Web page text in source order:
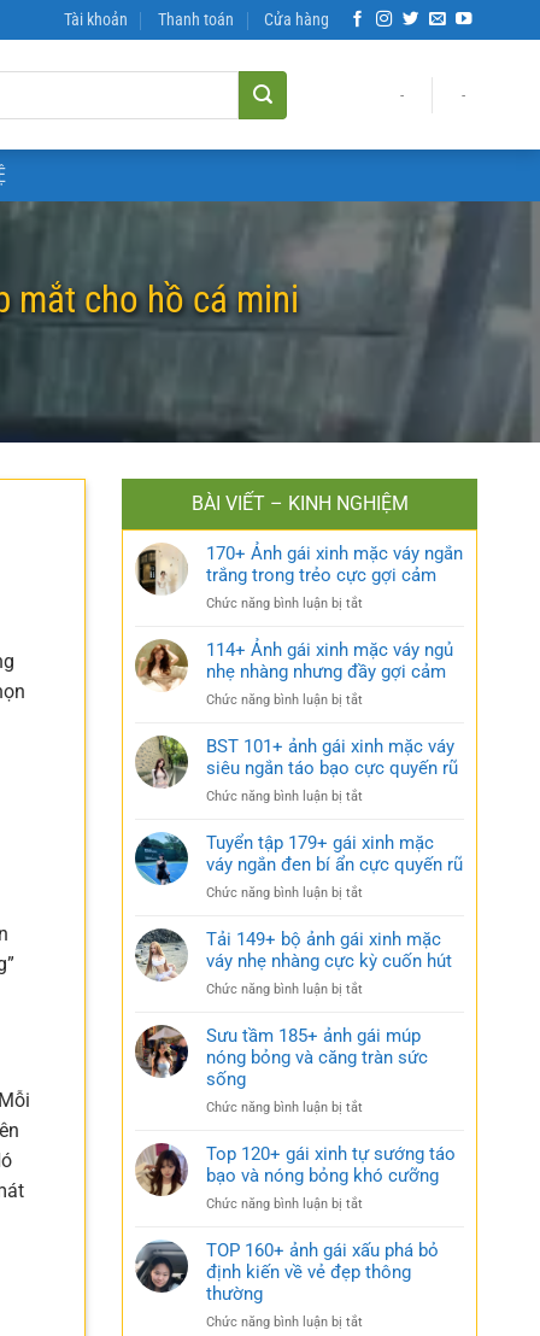
Tài khoản Thanh toán Cửa hàng
- -
mắt cho hồ cá mini
BÀI VIẾT – KINH NGHIỆM
170+ Ảnh gái xinh mặc váy ngắn
trắng trong trẻo cực gợi cảm
Chức năng bình luận bị tắt
Ảnh
gái
xinh
mặc
ngắn
trắng
gợi
cảm
114+ Ảnh gái xinh mặc váy ngủ
nhẹ nhàng nhưng đầy gợi cảm
Chức năng bình luận bị tắt
Ảnh
gái
xinh
mặc
ngủ
nhẹ
gợi
cảm
BST 101+ ảnh gái xinh mặc váy
siêu ngắn táo bạo cực quyến rũ
Chức năng bình luận bị tắt
101+
ảnh
gái
xinh
váy
siêu
cực
quyến
Tuyển tập 179+ gái xinh mặc
váy ngắn đen bí ẩn cực quyến rũ
Chức năng bình luận bị tắt
tập
179+
gái
xinh
váy
ngắn
ẩn
quyến
rũ
Tải 149+ bộ ảnh gái xinh mặc
váy nhẹ nhàng cực kỳ cuốn hút
Chức năng bình luận bị tắt
149+
bộ
xinh
váy
nhẹ
cực
cuốn
hút
Sưu tầm 185+ ảnh gái múp
nóng bỏng và căng tràn sức
sống
Chức năng bình luận bị tắt
tầm
185+
gái
nóng
bỏng
tràn
Top 120+ gái xinh tự sướng táo
bạo và nóng bỏng khó cưỡng
Chức năng bình luận bị tắt
120+
gái
sướng
TOP 160+ ảnh gái xấu phá bỏ
định kiến về vẻ đẹp thông
thường
Chức năng bình luận bị tắt